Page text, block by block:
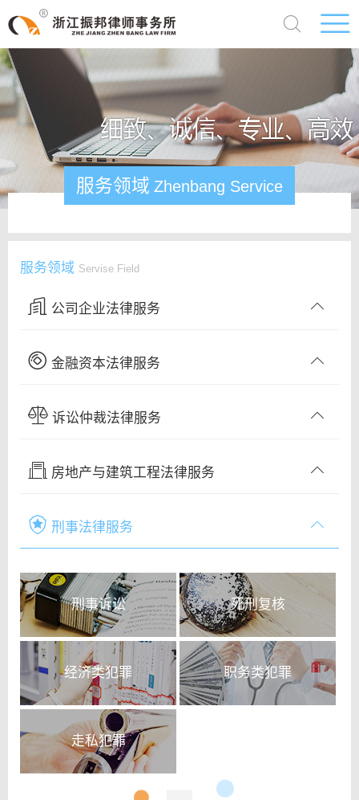
服务领域 Zhenbang Service
服务领域 Servise Field
公司企业法律服务
金融资本法律服务
诉讼仲裁法律服务
房地产与建筑工程法律服务
刑事法律服务
刑事诉讼 死刑复核
经济类犯罪 职务类犯罪
走私犯罪